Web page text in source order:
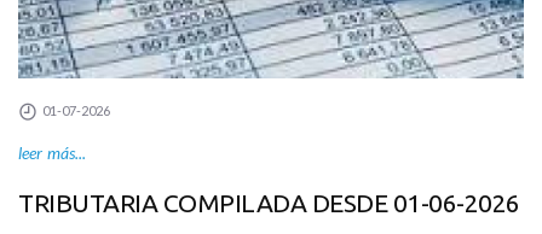
01-07-2026
leer más...
TRIBUTARIA COMPILADA DESDE 01-06-2026